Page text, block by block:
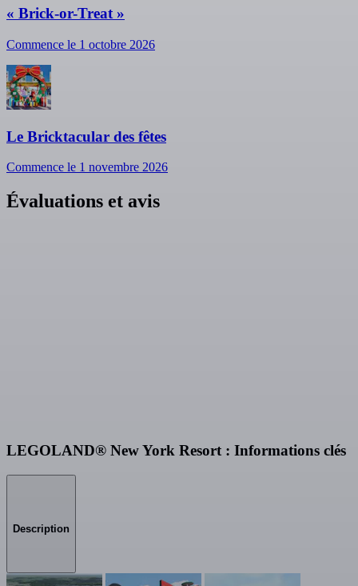
« Brick-or-Treat »
Commence le 1 octobre 2026
Le Bricktacular des fêtes
Commence le 1 novembre 2026
Évaluations et avis
LEGOLAND® New York Resort : Informations clés
Description